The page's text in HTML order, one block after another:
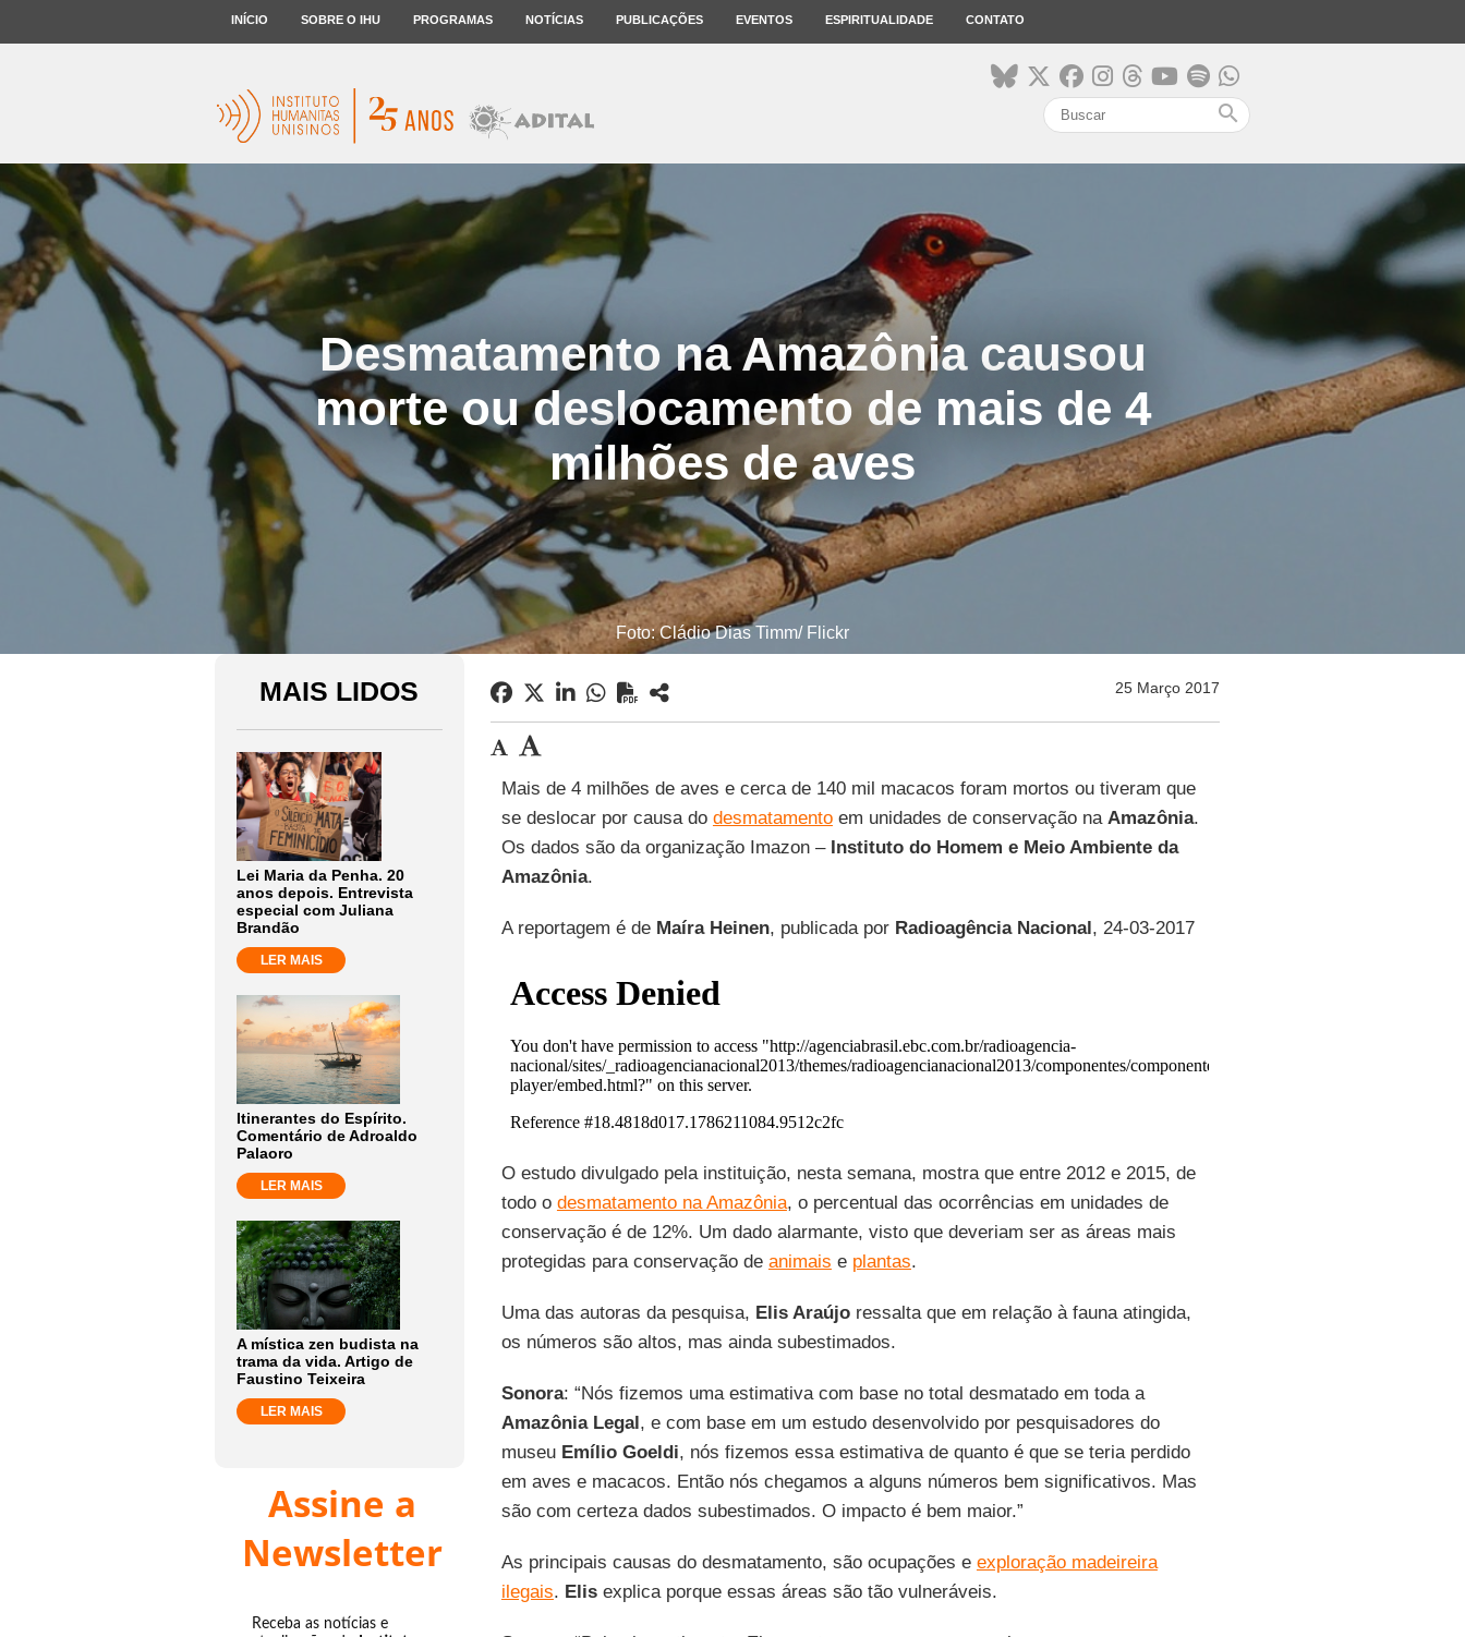
INÍCIO SOBRE O IHU PROGRAMAS NOTÍCIAS PUBLICAÇÕES EVENTOS ESPIRITUALIDADE CONTATO
search
Desmatamento na Amazônia causou
morte ou deslocamento de mais de 4
milhões de aves
Foto: Cládio Dias Timm/ Flickr
MAIS LIDOS
Lei Maria da Penha. 20
anos depois. Entrevista
especial com Juliana
Brandão
LER MAIS
Itinerantes do Espírito.
Comentário de Adroaldo
Palaoro
LER MAIS
A mística zen budista na
trama da vida. Artigo de
Faustino Teixeira
LER MAIS
Assine a
Newsletter
Receba as notícias e
25 Março 2017
Mais de 4 milhões de aves e cerca de 140 mil macacos foram mortos ou tiveram que
se deslocar por causa do desmatamentoem unidades de conservação na Amazônia.
Os dados são da organização Imazon – Instituto do Homem e Meio Ambiente da
Amazônia.
A reportagem é de Maíra Heinen, publicada por Radioagência Nacional, 24-03-2017
O estudo divulgado pela instituição, nesta semana, mostra que entre 2012 e 2015, de
todo o desmatamento na Amazônia, o percentual das ocorrências em unidades de
conservação é de 12%. Um dado alarmante, visto que deveriam ser as áreas mais
protegidas para conservação de animais e plantas.
Uma das autoras da pesquisa, Elis Araújoressalta que em relação à fauna atingida,
os números são altos, mas ainda subestimados.
Sonora: “Nós fizemos uma estimativa com base no total desmatado em toda a
Amazônia Legal, e com base em um estudo desenvolvido por pesquisadores do
museu Emílio Goeldi, nós fizemos essa estimativa de quanto é que se teria perdido
em aves e macacos. Então nós chegamos a alguns números bem significativos. Mas
são com certeza dados subestimados. O impacto é bem maior.”
As principais causas do desmatamento, são ocupações e exploração madeireira
ilegais. Elisexplica porque essas áreas são tão vulneráveis.